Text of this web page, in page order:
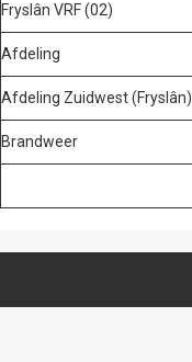
Fryslân VRF (02)
Afdeling
Afdeling Zuidwest (Fryslân)
Brandweer